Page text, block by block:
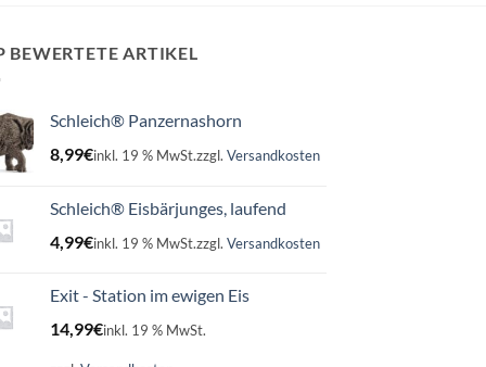
BEWERTETE ARTIKEL
Schleich® Panzernashorn
8,99€inkl. 19 % MwSt.zzgl. Versandkosten
Schleich® Eisbärjunges, laufend
4,99€inkl. 19 % MwSt.zzgl. Versandkosten
Exit - Station im ewigen Eis
14,99€inkl. 19 % MwSt.